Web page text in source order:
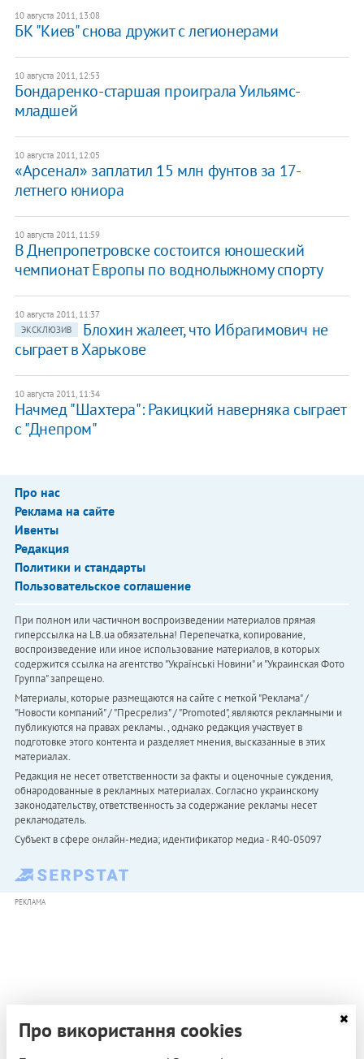
10 августа 2011, 13:08
БК "Киев" снова дружит с легионерами
10 августа 2011, 12:53
Бондаренко-старшая проиграла Уильямс-
младшей
10 августа 2011, 12:05
«Арсенал» заплатил 15 млн фунтов за 17-
летнего юниора
10 августа 2011, 11:59
В Днепропетровске состоится юношеский
чемпионат Европы по воднолыжному спорту
10 августа 2011, 11:37
ЭКСКЛЮЗИВ
Блохин жалеет, что Ибрагимович не
сыграет в Харькове
10 августа 2011, 11:34
Начмед "Шахтера": Ракицкий наверняка сыграет
с "Днепром"
Про нас
Реклама на сайте
Ивенты
Редакция
Политики и стандарты
Пользовательское соглашение
При полном или частичном воспроизведении материалов прямая
гиперссылка на LB.ua обязательна! Перепечатка, копирование,
воспроизведение или иное использование материалов, в которых
содержится ссылка на агентство "Українськi Новини" и "Украинская Фото
Группа" запрещено.
Материалы, которые размещаются на сайте с меткой "Реклама" /
"Новости компаний" / "Пресрелиз" / "Promoted", являются рекламными и
публикуются на правах рекламы. , однако редакция участвует в
подготовке этого контента и разделяет мнения, высказанные в этих
материалах.
Редакция не несет ответственности за факты и оценочные суждения,
обнародованные в рекламных материалах. Согласно украинскому
законодательству, ответственность за содержание рекламы несет
рекламодатель.
Субъект в сфере онлайн-медиа; идентификатор медиа - R40-05097
РЕКЛАМА
Про використання cookies